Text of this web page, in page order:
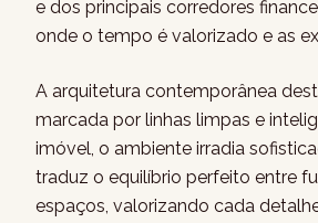
e dos principais corredores
onde o tempo é valorizado e as
A arquitetura contemporânea
marcada por linhas limpas e
imóvel, o ambiente irradia
traduz o equilíbrio perfeito entre
espaços, valorizando cada